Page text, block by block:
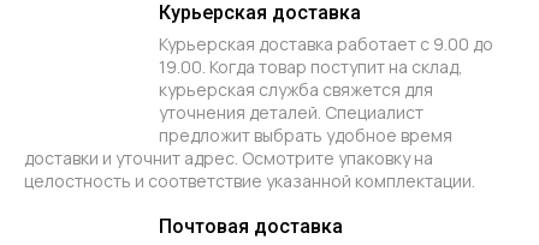
Курьерская доставка
Курьерская доставка работает с 9.00 до
19.00. Когда товар поступит на склад,
курьерская служба свяжется для
уточнения деталей. Специалист
предложит выбрать удобное время
доставки и уточнит адрес. Осмотрите упаковку на
целостность и соответствие указанной комплектации.
Почтовая доставка